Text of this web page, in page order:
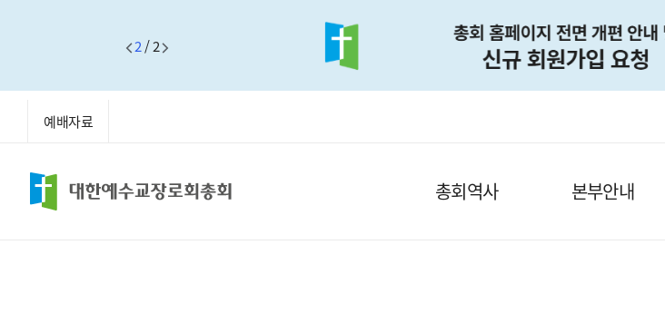
2 /2
예배자료
본부안내
총회역사